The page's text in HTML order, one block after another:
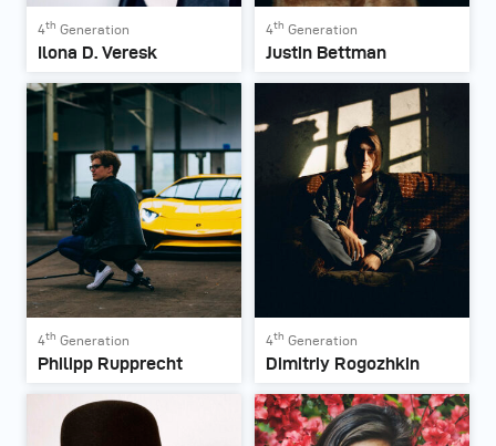
4th Generation
Ilona D. Veresk
4th Generation
Justin Bettman
4th Generation
Philipp Rupprecht
4th Generation
Dimitriy Rogozhkin